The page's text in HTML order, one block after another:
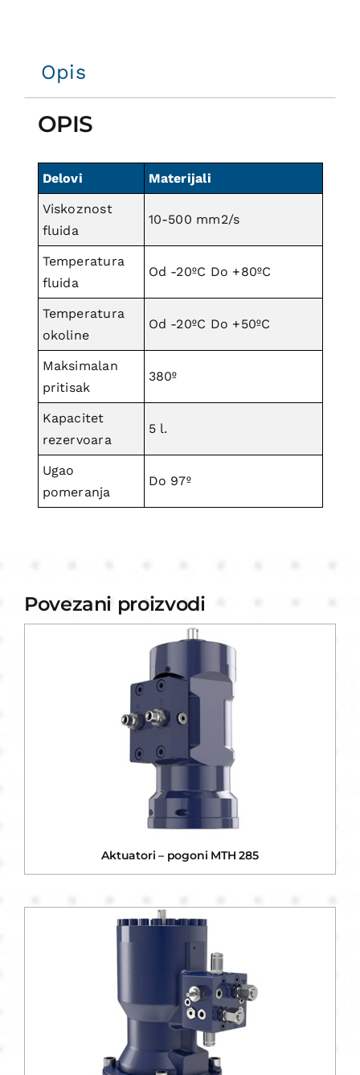
Opis
OPIS
Delovi
Materijali
Viskoznost
fluida
10-500 mm2/s
Temperatura
fluida
Od -20ºC Do +80ºC
Temperatura
okoline
Od -20ºC Do +50ºC
Maksimalan
pritisak
380º
Kapacitet
rezervoara
5 l.
Ugao
pomeranja
Do 97º
Povezani proizvodi
Aktuatori – pogoni MTH 285